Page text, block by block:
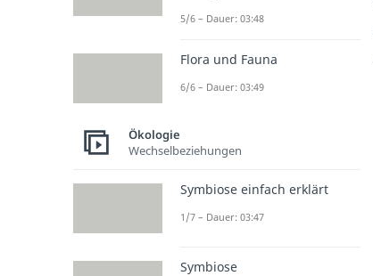
5/6 – Dauer: 03:48
Flora und Fauna
6/6 – Dauer: 03:49
Ökologie
Wechselbeziehungen
Symbiose einfach erklärt
1/7 – Dauer: 03:47
Symbiose